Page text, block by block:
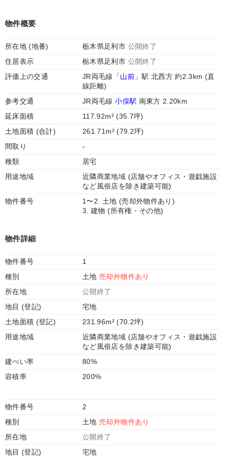
物件概要
所在地 (地番) 栃木県足利市 公開終了
住居表示
栃木県足利市 公開終了
評価上の交通
JR両毛線「山前」駅 北西方 約2.3km (直
線距離)
参考交通
JR両毛線小俣駅 南東方 2.20km
延床面積
117.92m² (35.7坪)
土地面積 (合計)
261.71m² (79.2坪)
間取り
-
種類
居宅
用途地域
近隣商業地域 (店舗やオフィス・遊戯施設
など風俗店を除き建築可能)
物件番号
1〜2. 土地 (売却外物件あり)
3. 建物 (所有権・その他)
物件詳細
物件番号
1
種別
土地売却外物件あり
所在地
公開終了
地目 (登記)
宅地
土地面積 (登記)
231.96m² (70.2坪)
用途地域
近隣商業地域 (店舗やオフィス・遊戯施設
など風俗店を除き建築可能)
建ぺい率
80%
容積率
200%
物件番号
2
種別
土地売却外物件あり
所在地
公開終了
地目 (登記)
宅地